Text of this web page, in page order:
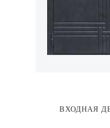
ВХОДНАЯ